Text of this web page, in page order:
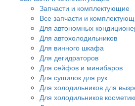
Запчасти и комплектующие
Все запчасти и
Для автономных
Для автохолодильников
Для винного шкафа
Для дегидраторов
Для сейфов и минибаров
Для сушилок для рук
Для холодильников для
Для холодильников